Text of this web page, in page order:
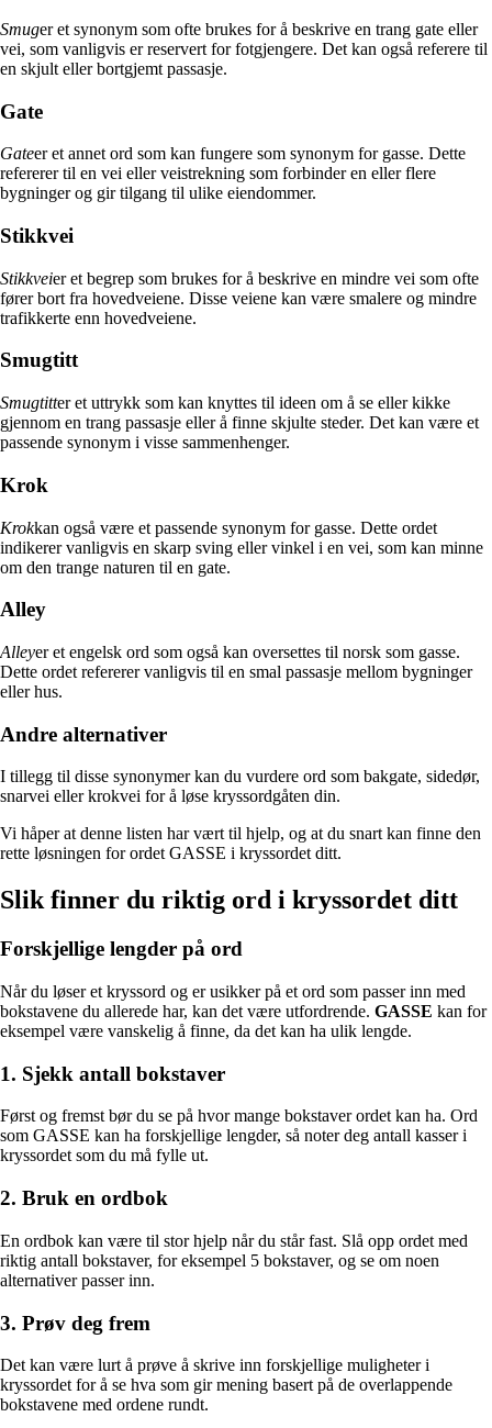
Smuger et synonym som ofte brukes for å beskrive en trang gate eller
vei, som vanligvis er reservert for fotgjengere. Det kan også referere til
en skjult eller bortgjemt passasje.
Gate
Gateer et annet ord som kan fungere som synonym for gasse. Dette
refererer til en vei eller veistrekning som forbinder en eller flere
bygninger og gir tilgang til ulike eiendommer.
Stikkvei
Stikkveier et begrep som brukes for å beskrive en mindre vei som ofte
fører bort fra hovedveiene. Disse veiene kan være smalere og mindre
trafikkerte enn hovedveiene.
Smugtitt
Smugtitter et uttrykk som kan knyttes til ideen om å se eller kikke
gjennom en trang passasje eller å finne skjulte steder. Det kan være et
passende synonym i visse sammenhenger.
Krok
Krokkan også være et passende synonym for gasse. Dette ordet
indikerer vanligvis en skarp sving eller vinkel i en vei, som kan minne
om den trange naturen til en gate.
Alley
Alleyer et engelsk ord som også kan oversettes til norsk som gasse.
Dette ordet refererer vanligvis til en smal passasje mellom bygninger
eller hus.
Andre alternativer
I tillegg til disse synonymer kan du vurdere ord som bakgate, sidedør,
snarvei eller krokvei for å løse kryssordgåten din.
Vi håper at denne listen har vært til hjelp, og at du snart kan finne den
rette løsningen for ordet GASSE i kryssordet ditt.
Slik finner du riktig ord i kryssordet ditt
Forskjellige lengder på ord
Når du løser et kryssord og er usikker på et ord som passer inn med
bokstavene du allerede har, kan det være utfordrende. GASSE kan for
eksempel være vanskelig å finne, da det kan ha ulik lengde.
1. Sjekk antall bokstaver
Først og fremst bør du se på hvor mange bokstaver ordet kan ha. Ord
som GASSE kan ha forskjellige lengder, så noter deg antall kasser i
kryssordet som du må fylle ut.
2. Bruk en ordbok
En ordbok kan være til stor hjelp når du står fast. Slå opp ordet med
riktig antall bokstaver, for eksempel 5 bokstaver, og se om noen
alternativer passer inn.
3. Prøv deg frem
Det kan være lurt å prøve å skrive inn forskjellige muligheter i
kryssordet for å se hva som gir mening basert på de overlappende
bokstavene med ordene rundt.